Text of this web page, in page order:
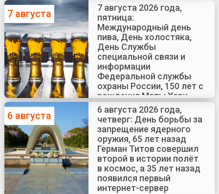
7 августа
7 августа 2026 года,
пятница:
Международный день
пива, День холостяка,
День Службы
специальной связи и
информации
Федеральной службы
охраны России, 150 лет с
рождения Маты Хари
6 августа
6 августа 2026 года,
четверг: День борьбы за
запрещение ядерного
оружия, 65 лет назад
Герман Титов совершил
второй в истории полёт
в космос, а 35 лет назад
появился первый
интернет-сервер